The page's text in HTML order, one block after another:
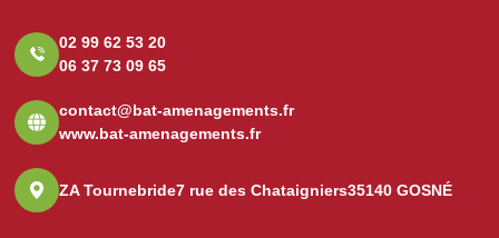
02 99 62 53 20
06 37 73 09 65
contact@bat-amenagements.fr
www.bat-amenagements.fr
ZA Tournebride7 rue des Chataigniers35140 GOSNÉ